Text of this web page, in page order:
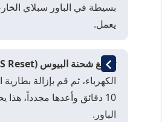
بسيطة في الباور سبلاي
يعمل.
تفريغ شحنة البيوس (CMOS Reset):
الكهرباء، ثم قم بإزالة بطارية
10 دقائق وأعدها مجدداً،
الباور.